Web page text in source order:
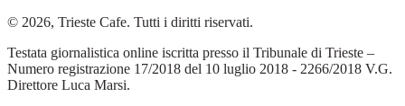
© 2026, Trieste Cafe. Tutti i diritti riservati.
Testata giornalistica online iscritta presso il Tribunale di Trieste –
Numero registrazione 17/2018 del 10 luglio 2018 - 2266/2018 V.G.
Direttore Luca Marsi.